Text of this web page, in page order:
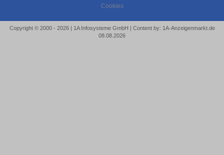
Cookies
Copyright © 2000 - 2026 | 1A Infosysteme GmbH | Content by: 1A-Anzeigenmarkt.de
08.08.2026